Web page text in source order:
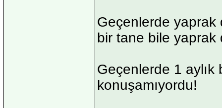
Geçenlerde yaprak
bir tane bile yaprak
Geçenlerde 1 aylık
konuşamıyordu!